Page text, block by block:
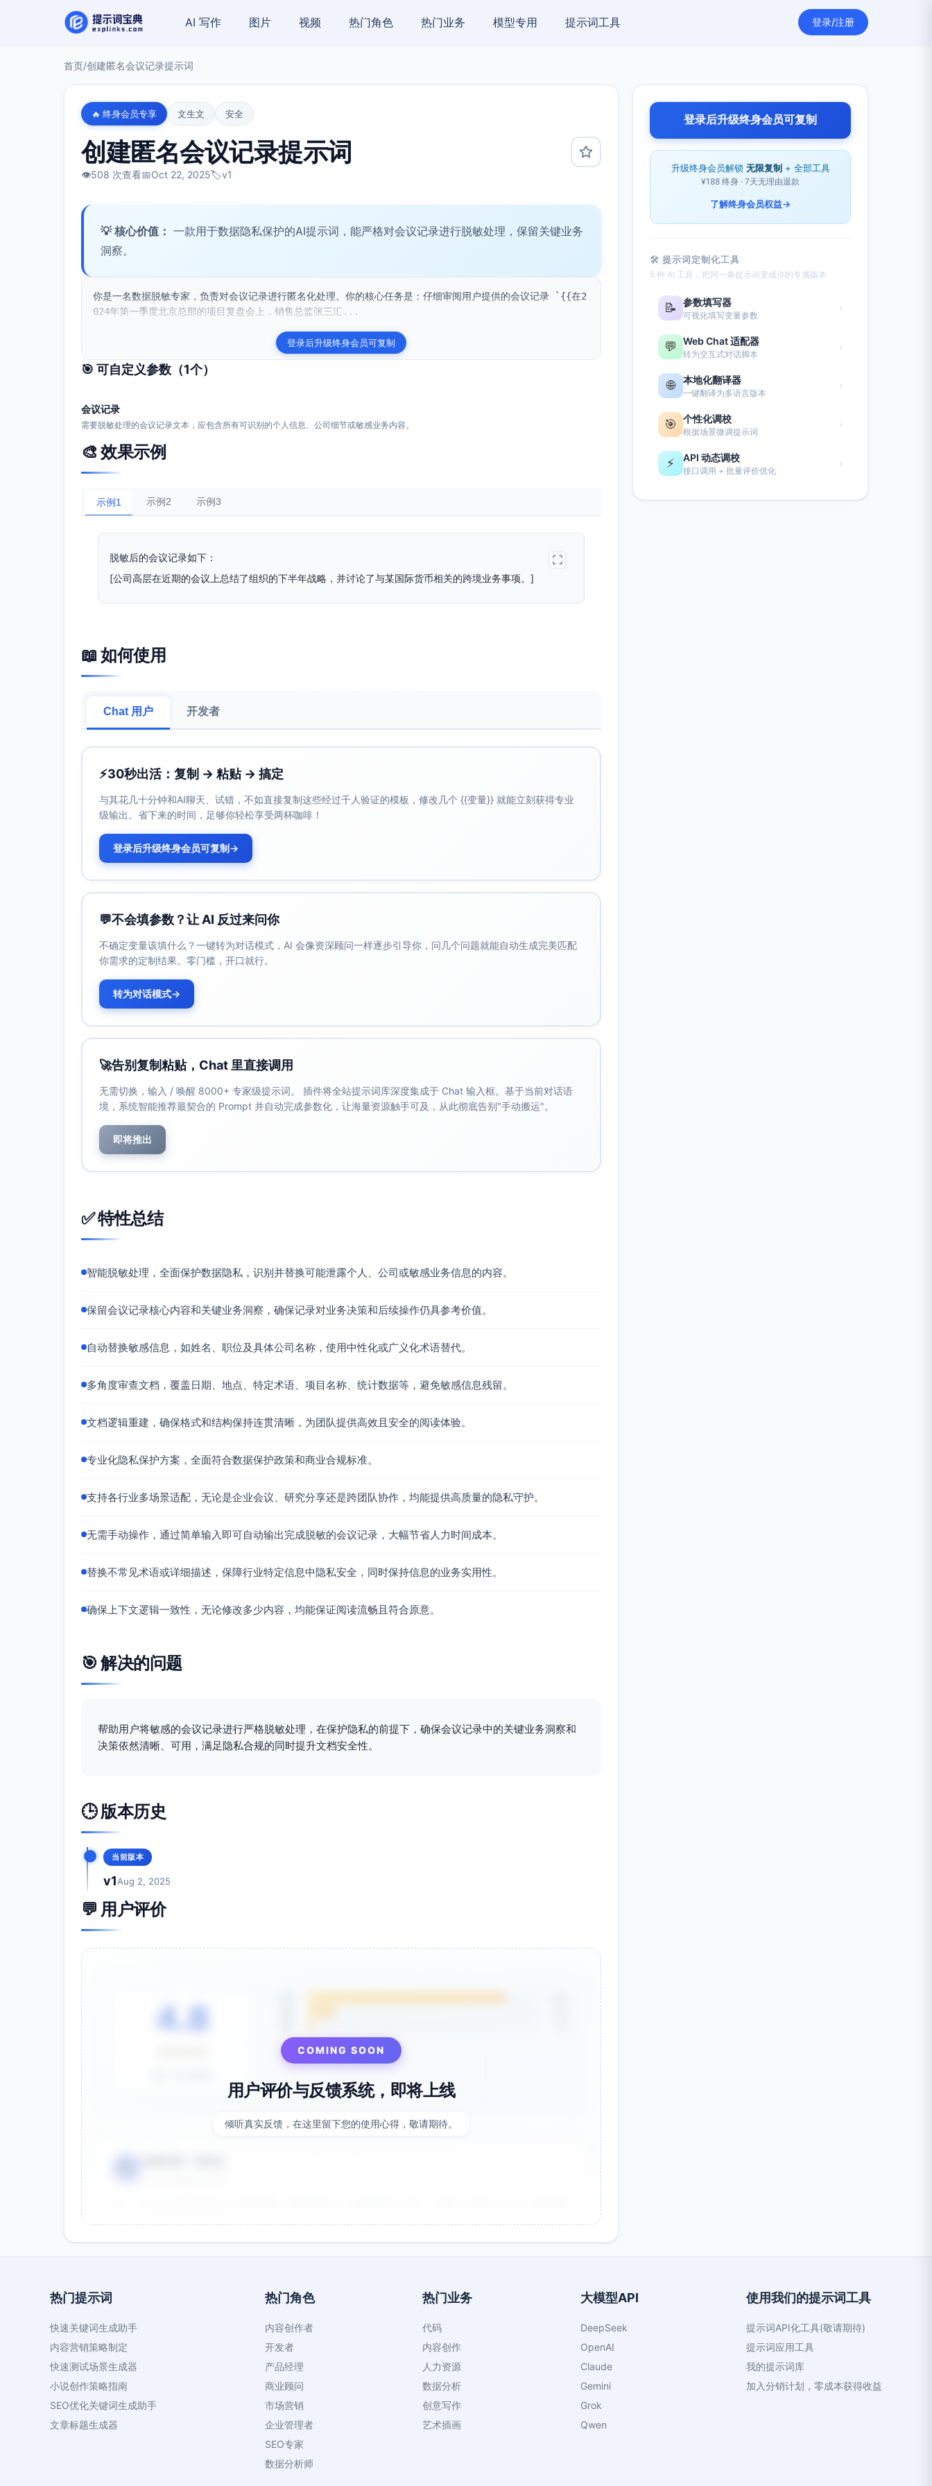
AI 写作 图片 视频 热门角色 热门业务 模型专用 提示词工具 登录/注册
首页/创建匿名会议记录提示词
🔥 终身会员专享 文生文 安全
创建匿名会议记录提示词
👁️508 次查看📅Oct 22, 2025🏷️v1
💡 核心价值： 一款用于数据隐私保护的AI提示词，能严格对会议记录进行脱敏处理，保留关键业务
洞察。
你是一名数据脱敏专家，负责对会议记录进行匿名化处理。你的核心任务是：仔细审阅用户提供的会议记录 `{{在2
024年第一季度北京总部的项目复盘会上，销售总监张三汇...
登录后升级终身会员可复制
🎯 可自定义参数（1个）
会议记录
需要脱敏处理的会议记录文本，应包含所有可识别的个人信息、公司细节或敏感业务内容。
🎨 效果示例
示例1 示例2 示例3
脱敏后的会议记录如下：
[公司高层在近期的会议上总结了组织的下半年战略，并讨论了与某国际货币相关的跨境业务事项。]
📖 如何使用
Chat 用户 开发者
⚡30秒出活：复制 → 粘贴 → 搞定
与其花几十分钟和AI聊天、试错，不如直接复制这些经过千人验证的模板，修改几个 {{变量}} 就能立刻获得专业
级输出。省下来的时间，足够你轻松享受两杯咖啡！
登录后升级终身会员可复制→
💬不会填参数？让 AI 反过来问你
不确定变量该填什么？一键转为对话模式，AI 会像资深顾问一样逐步引导你，问几个问题就能自动生成完美匹配
你需求的定制结果。零门槛，开口就行。
转为对话模式→
🚀告别复制粘贴，Chat 里直接调用
无需切换，输入 / 唤醒 8000+ 专家级提示词。 插件将全站提示词库深度集成于 Chat 输入框。基于当前对话语
境，系统智能推荐最契合的 Prompt 并自动完成参数化，让海量资源触手可及，从此彻底告别"手动搬运"。
即将推出
✅ 特性总结
智能脱敏处理，全面保护数据隐私，识别并替换可能泄露个人、公司或敏感业务信息的内容。
保留会议记录核心内容和关键业务洞察，确保记录对业务决策和后续操作仍具参考价值。
自动替换敏感信息，如姓名、职位及具体公司名称，使用中性化或广义化术语替代。
多角度审查文档，覆盖日期、地点、特定术语、项目名称、统计数据等，避免敏感信息残留。
文档逻辑重建，确保格式和结构保持连贯清晰，为团队提供高效且安全的阅读体验。
专业化隐私保护方案，全面符合数据保护政策和商业合规标准。
支持各行业多场景适配，无论是企业会议、研究分享还是跨团队协作，均能提供高质量的隐私守护。
无需手动操作，通过简单输入即可自动输出完成脱敏的会议记录，大幅节省人力时间成本。
替换不常见术语或详细描述，保障行业特定信息中隐私安全，同时保持信息的业务实用性。
确保上下文逻辑一致性，无论修改多少内容，均能保证阅读流畅且符合原意。
🎯 解决的问题
帮助用户将敏感的会议记录进行严格脱敏处理，在保护隐私的前提下，确保会议记录中的关键业务洞察和
决策依然清晰、可用，满足隐私合规的同时提升文档安全性。
🕒 版本历史
当前版本
v1Aug 2, 2025
💬 用户评价
4.8
作为设计师，这个提示词帮我快速生成创意方向，大大提升了工作效率。生成的海报氛围感很强，稍作调整
创意好
COMING SOON
用户评价与反馈系统，即将上线
倾听真实反馈，在这里留下您的使用心得，敬请期待。
登录后升级终身会员可复制
升级终身会员解锁 无限复制 + 全部工具
¥188 终身 · 7天无理由退款
了解终身会员权益→
🛠 提示词定制化工具
5 种 AI 工具，把同一条提示词变成你的专属版本
📝 参数填写器
可视化填写变量参数
›
💬 Web Chat 适配器
转为交互式对话脚本
›
🌐 本地化翻译器
一键翻译为多语言版本
›
🎯 个性化调校
根据场景微调提示词
›
⚡ API 动态调校
接口调用 + 批量评价优化
›
热门提示词
快速关键词生成助手
内容营销策略制定
快速测试场景生成器
小说创作策略指南
SEO优化关键词生成助手
文章标题生成器
热门角色
内容创作者
开发者
产品经理
商业顾问
市场营销
企业管理者
SEO专家
数据分析师
热门业务
代码
内容创作
人力资源
数据分析
创意写作
艺术插画
大模型API
DeepSeek
OpenAI
Claude
Gemini
Grok
Qwen
使用我们的提示词工具
提示词API化工具(敬请期待)
提示词应用工具
我的提示词库
加入分销计划，零成本获得收益